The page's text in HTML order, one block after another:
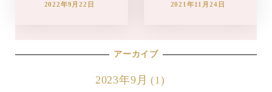
2022年9月22日
2021年11月24日
アーカイブ
2023年9月 (1)